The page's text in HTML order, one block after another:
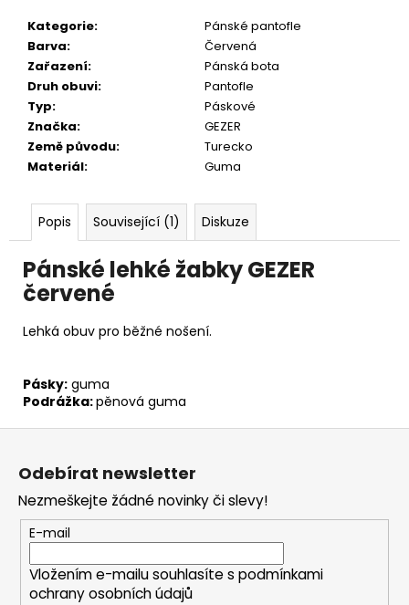
Kategorie:
Pánské pantofle
Barva:
Červená
Zařazení:
Pánská bota
Druh obuvi:
Pantofle
Typ:
Páskové
Značka:
GEZER
Země původu:
Turecko
Materiál: Guma
Popis Související (1) Diskuze
Pánské lehké žabky GEZER
červené
Lehká obuv pro běžné nošení.
Pásky: guma
Podrážka:pěnová guma
Odebírat newsletter
Nezmeškejte žádné novinky či slevy!
E-mail
Vložením e-mailu souhlasíte s podmínkami
ochrany osobních údajů